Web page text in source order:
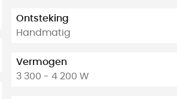
Ontsteking
Handmatig
Vermogen
3 300 - 4 200 W